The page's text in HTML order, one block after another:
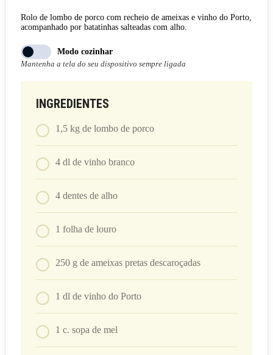
Rolo de lombo de porco com recheio de ameixas e vinho do Porto,
acompanhado por batatinhas salteadas com alho.
Modo cozinhar
Mantenha a tela do seu dispositivo sempre ligada
INGREDIENTES
1,5 kg de lombo de porco
4 dl de vinho branco
4 dentes de alho
1 folha de louro
250 g de ameixas pretas descaroçadas
1 dl de vinho do Porto
1 c. sopa de mel